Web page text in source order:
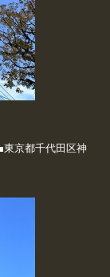
京都千代田区神